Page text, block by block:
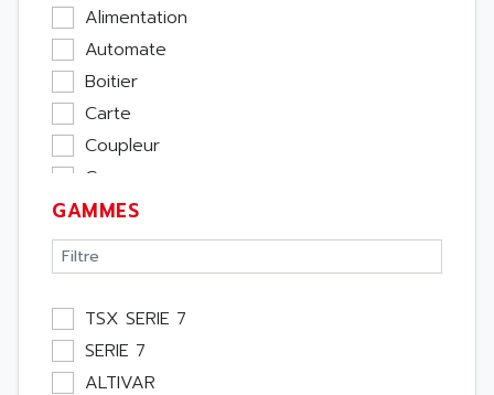
Alimentation
Automate
Boitier
Carte
Coupleur
Cpu
Ecran
Entrée / Sortie
Memoire
Module Métier
Moteur
Pupitre Opérateur
GAMMES
TSX SERIE 7
SERIE 7
ALTIVAR